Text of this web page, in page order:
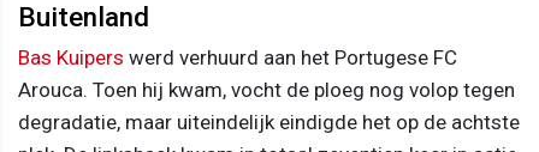
Buitenland
Bas Kuipers werd verhuurd aan het Portugese FC
Arouca. Toen hij kwam, vocht de ploeg nog volop tegen
degradatie, maar uiteindelijk eindigde het op de achtste